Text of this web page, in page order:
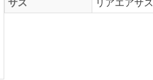
サス
リアエアサス